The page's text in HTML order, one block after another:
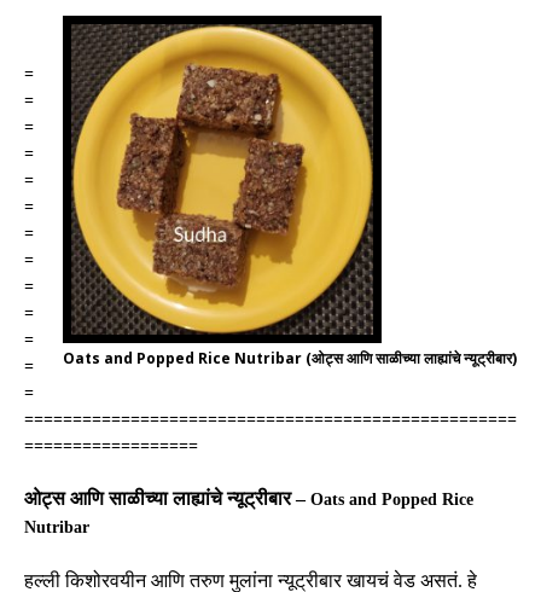
Oats and Popped Rice Nutribar (ओट्स आणि साळीच्या लाह्यांचे न्यूट्रीबार)
=
=
=
=
=
=
=
=
=
=
=
=
=
===================================================
==================
ओट्स आणि साळीच्या लाह्यांचे न्यूट्रीबार– Oats and Popped Rice
Nutribar
हल्ली किशोरवयीन आणि तरुण मुलांना न्यूट्रीबार खायचं वेड असतं.हे